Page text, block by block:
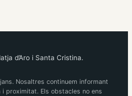
d’Aro i Santa Cristina.
Nosaltres continuem informant
proximitat. Els obstacles no ens